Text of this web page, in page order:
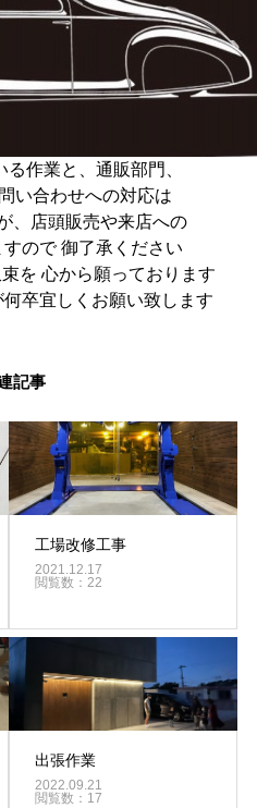
作業と、通販部門、
い合わせへの対応は
、店頭販売や来店への
すので 御了承ください
を 心から願っております
卒宜しくお願い致します
記事
工場改修工事
2021.12.17
閲覧数：22
出張作業
2022.09.21
閲覧数：17